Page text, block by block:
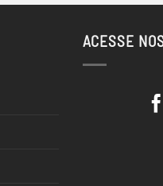
ACESSE